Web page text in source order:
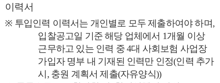
이력서
※ 투입인력 이력서는 개인별로 모두 제출하여야 하며,
입찰공고일 기준 해당 업체에서 1개월 이상
근무하고 있는 인력 중4대 사회보험 사업장
가입자 명부 내 기재된 인력만 인정(인력 추가
시, 충원 계획서 제출(자유양식))